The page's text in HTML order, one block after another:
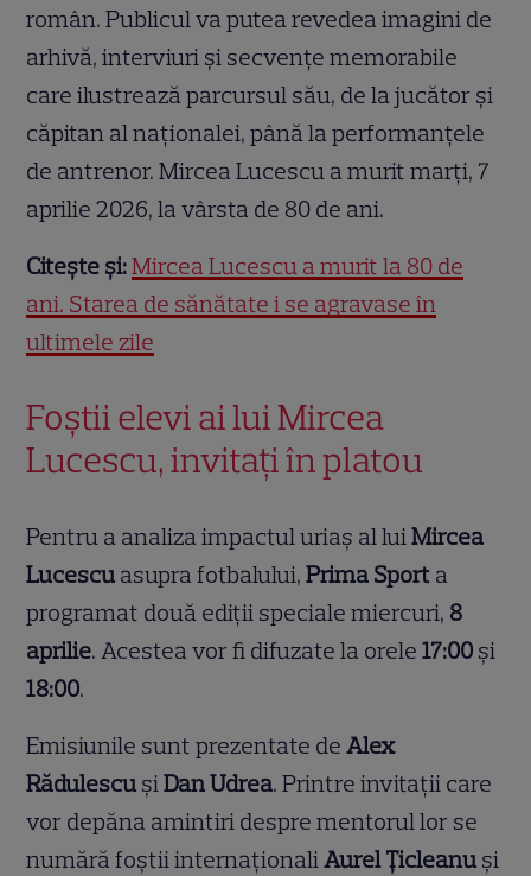
român. Publicul va putea revedea imagini de
arhivă, interviuri și secvențe memorabile
care ilustrează parcursul său, de la jucător și
căpitan al naționalei, până la performanțele
de antrenor. Mircea Lucescu a murit marți, 7
aprilie 2026, la vârsta de 80 de ani.
Citește și:Mircea Lucescu a murit la 80 de
ani. Starea de sănătate i se agravase în
ultimele zile
Foștii elevi ai lui Mircea
Lucescu, invitați în platou
Pentru a analiza impactul uriaș al luiMircea
Lucescu asupra fotbalului,Prima Sport a
programat două ediții speciale miercuri, 8
aprilie. Acestea vor fi difuzate la orele17:00 și
18:00.
Emisiunile sunt prezentate deAlex
Rădulescu șiDan Udrea. Printre invitații care
vor depăna amintiri despre mentorul lor se
numără foștii internaționaliAurel Țicleanu și